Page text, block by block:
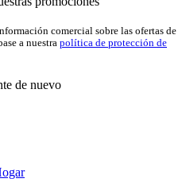
comercial sobre las ofertas de
a nuestra política de protección de
de nuevo